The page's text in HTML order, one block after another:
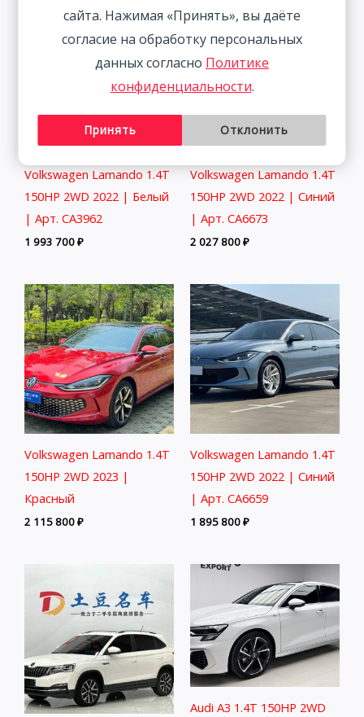
Volkswagen Lamando 1.4T
150HP 2WD 2022 | Белый
| Арт. CA3962
1 993 700₽
Volkswagen Lamando 1.4T
150HP 2WD 2022 | Синий
| Арт. CA6673
2 027 800₽
Volkswagen Lamando 1.4T
150HP 2WD 2023 |
Красный
2 115 800₽
Volkswagen Lamando 1.4T
150HP 2WD 2022 | Синий
| Арт. CA6659
1 895 800₽
Audi A3 1.4T 150HP 2WD
сайта. Нажимая «Принять», вы даёте
согласие на обработку персональных
данных согласно Политике
конфиденциальности.
Принять Отклонить